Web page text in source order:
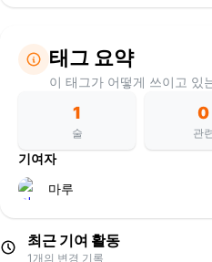
태그 요약
이 태그가 어떻게 쓰이고 있
1
술
0
관련
기여자
마루
최근 기여 활동
1개의 변경 기록